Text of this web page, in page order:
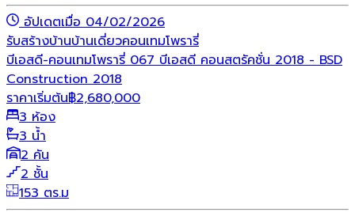
อัปเดตเมื่อ 04/02/2026
รับสร้างบ้านบ้านเดี่ยวคอนเทมโพรารี่
บีเอสดี-คอนเทมโพรารี่ 067 บีเอสดี คอนสตรัคชั่น 2018 - BSD
Construction 2018
ราคาเริ่มต้น฿2,680,000
3 ห้อง
3 น้ำ
2 คัน
2 ชั้น
153 ตร.ม